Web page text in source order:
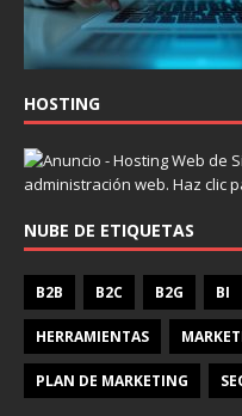
HOSTING
NUBE DE ETIQUETAS
B2B B2C B2G BI
HERRAMIENTAS
PLAN DE MARKETING